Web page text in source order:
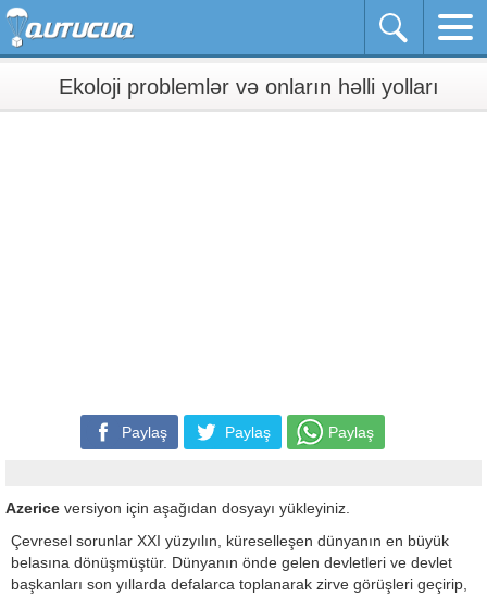
Ekoloji problemlər və onların həlli yolları
Paylaş Paylaş Paylaş
Azerice versiyon için aşağıdan dosyayı yükleyiniz.
Çevresel sorunlar XXI yüzyılın, küreselleşen dünyanın en büyük
belasına dönüşmüştür. Dünyanın önde gelen devletleri ve devlet
başkanları son yıllarda defalarca toplanarak zirve görüşleri geçirip,